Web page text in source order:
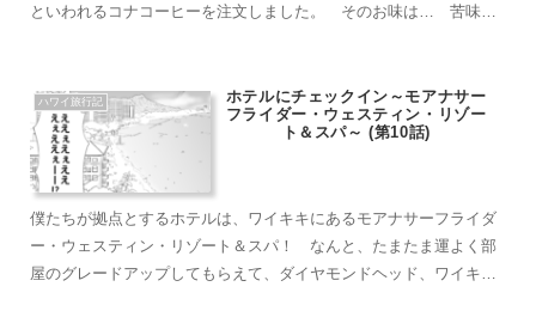
といわれるコナコーヒーを注文しました。 そのお味は… 苦味が
飲むことをおススメします！
ハワイ旅行記
ホテルにチェックイン～モアナサー
フライダー・ウェスティン・リゾー
ト＆スパ～ (第10話)
僕たちが拠点とするホテルは、ワイキキにあるモアナサーフライダ
ー・ウェスティン・リゾート＆スパ！ なんと、たまたま運よく部
屋のグレードアップしてもらえて、ダイヤモンドヘッド、ワイキキ